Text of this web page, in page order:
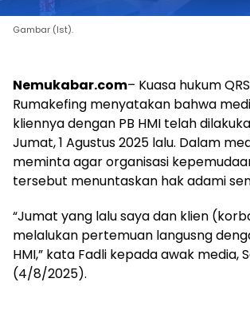
Gambar (Ist).
Nemukabar.com– Kuasa hukum
Rumakefing menyatakan bahwa
kliennya dengan PB HMI telah
Jumat, 1 Agustus 2025 lalu. Dalam
meminta agar organisasi
tersebut menuntaskan hak adami
“Jumat yang lalu saya dan klien
melalukan pertemuan langusng
HMI,” kata Fadli kepada awak media,
(4/8/2025).